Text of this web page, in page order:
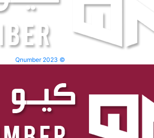
Qnumber 2023 ©